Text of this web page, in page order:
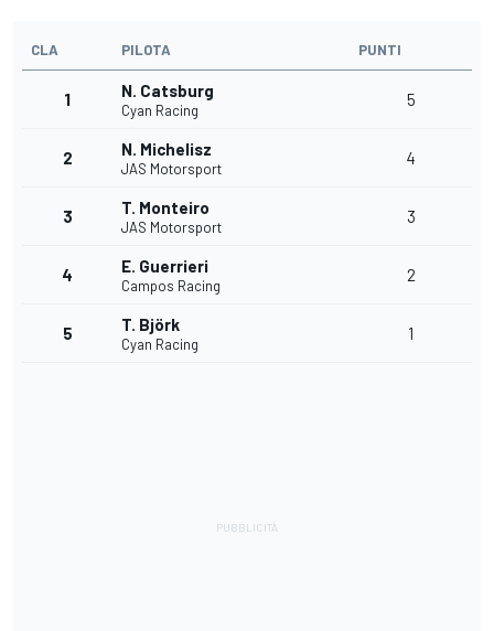
CLA PILOTA PUNTI
1 N. Catsburg
Cyan Racing
5
2 N. Michelisz
JAS Motorsport
4
3 T. Monteiro
JAS Motorsport
3
4 E. Guerrieri
Campos Racing
2
5 T. Björk
Cyan Racing
1